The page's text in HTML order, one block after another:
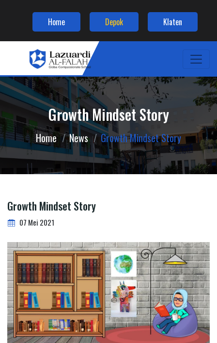
Home Depok Klaten
Growth Mindset Story
Home News Growth Mindset Story
Growth Mindset Story
07 Mei 2021